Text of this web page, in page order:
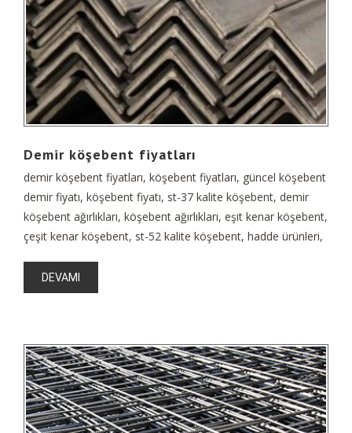
Demir köşebent fiyatları
demir köşebent fiyatları, köşebent fiyatları, güncel köşebent
demir fiyatı, köşebent fiyatı, st-37 kalite köşebent, demir
köşebent ağırlıkları, köşebent ağırlıkları, eşit kenar köşebent,
çeşit kenar köşebent, st-52 kalite köşebent, hadde ürünleri,
DEVAMI